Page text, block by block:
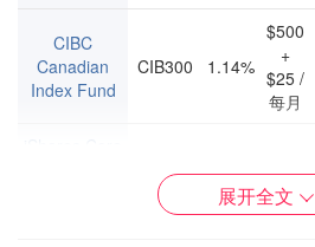
CIBC
Canadian
Index Fund
CIB300 1.14%
$500
+
$25 /
每月
XUU 0.08% 无
展开全文